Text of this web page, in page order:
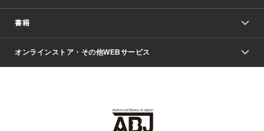
Vジャンプ
週刊ヤングジャンプ
少女マンガ
Seventeen
芸能・情報・スポーツ
書籍
文芸・文庫・総合
ライトノベル・ノベライズ
オンラインストア・その他WEBサービス